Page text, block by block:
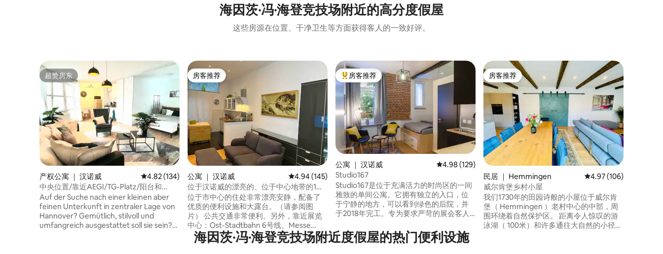
海因茨·冯·海登竞技场附近的高分度假屋
这些房源在位置、干净卫生等方面获得客人的一致好评。
超赞房东
超赞房东
产权公寓 ｜ 汉诺威 平均评分 4.82 分（满分 5 分），共 134 条评价
4.82 (134)
中央位置/靠近AEGI/TG-Platz/阳台和
Netflix
Auf der Suche nach einer kleinen aber
feinen Unterkunft in zentraler Lage von
Hannover? Gemütlich, stilvoll und
umfangreich ausgestattet soll sie sein?
房客推荐
房客推荐
公寓 ｜ 汉诺威 平均评分 4.94 分（满分 5 分），共 145 条评价
4.94 (145)
位于汉诺威的漂亮的、位于中心地带的1居
室公寓
位于市中心的住处非常漂亮安静，配备了
优质的便利设施和大露台。（请参阅图
片） 公共交通非常便利。另外，靠近展览
中心：Ost-Stadtbahn 6号线、Messe
Nord 8号线和 18号线。 步行即可抵达电影
院、健身房、餐厅、公园、Hbhf。 可以乘
热门「房客推荐」
房客推荐
公寓 ｜ 汉诺威 平均评分 4.98 分（满分 5 分），共 129 条评价
4.98 (129)
Studio167
Studio167是位于充满活力的时尚区的一间
雅致的单间公寓。它拥有独立的入口，位
于宁静的地方，可以看到绿色的后院，并
于2018年完工。专为要求严苛的展会客人
了一个设备齐全的厨房、深思熟虑的存储
空间、双人床和淋浴间。它靠近大学、赫
房客推荐
房客推荐
民居 ｜ Hemmingen 平均评分 4.97 分（满
4.97 (106)
威尔肯堡乡村小屋
我们1730年的田园诗般的小屋位于威尔肯
堡（ Hemmingen ）老村中心的中部，周
围环绕着自然保护区。 距离令人惊叹的游
泳湖（ 100米）和许多通往大自然的小径仅
海因茨·冯·海登竞技场附近度假屋的热门便利设施